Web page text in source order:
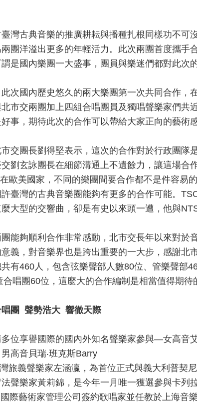
灣古典音樂的推廣耕耘與播種扎根同樣功不可
團洋溢出更多的年輕活力。此次兩團首度攜手
是國內樂團一大盛事，團員與樂迷們都對此次
次國內歷史悠久的兩大樂團第一次共同合作，
市交兩團加上四組合唱團員及獨唱聲樂家們共
事，期待此次的合作可以帶給大家正向的藝術感
交團長劉得堅表示，這次的合作對於行政團隊
劉玄詠團長在細節溝通上不遺餘力，讓這場合
歐美國家，不同的樂團間要合作都不是件容易
臺灣的古典音樂圈能夠有更多的合作可能。
大型的交響曲，卻是有史以來頭一遭，他與
能夠順利合作非常感動，北市交長年以來對於
義，對音樂界也是跨出重要的一大步，感謝北
有460人，包含弦樂聲部人數80位、管樂聲部
合唱團 60位，這麼大的合作編制是相當值得期待
團 聲勢浩大 響徹天際
位享譽國際的國內外知名聲樂家參與—女高音
男高音貝瑞‧班克斯Barry
旅義聲樂家左涵瀛，為首位正式與義大利普契
聲樂家黃莉錦，是今年一月唯一獲選參與卡列
國際藝術家管理公司簽約歌唱家並任教於上海音